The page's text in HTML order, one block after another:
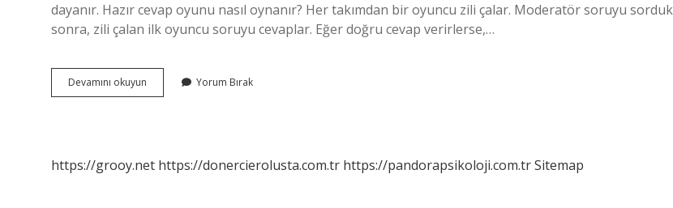
dayanır. Hazır cevap oyunu nasıl oynanır? Her takımdan bir oyuncu zili çalar. Moderatör soruyu
sonra, zili çalan ilk oyuncu soruyu cevaplar. Eğer doğru cevap verirlerse,…
Devamını okuyun Apartmanlar
Oyunu
Yorum Bırak
https://grooy.net https://donercierolusta.com.tr https://pandorapsikoloji.com.trSitemap